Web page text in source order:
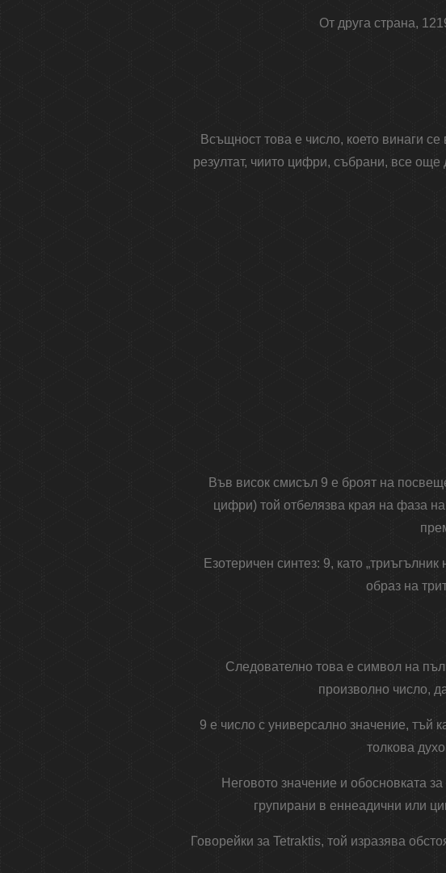
От друга страна,
Всъщност това е число, което винаги
резултат, чиито цифри, събрани, все
Във висок смисъл 9 е броят на
цифри) той отбелязва края на фаза
Езотеричен синтез: 9, като
образ на
Следователно това е символ на
произволно число,
9 е число с универсално значение, тъй
толкова
Неговото значение и обосновката
групирани в еннеадични или
Говорейки за Tetraktis, той изразява